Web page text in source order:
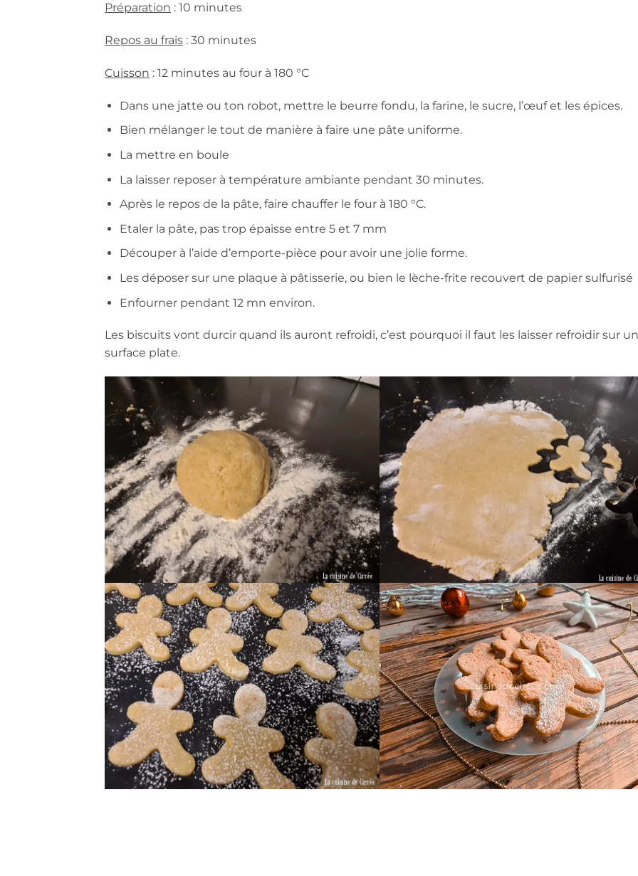
Préparation : 10 minutes
Repos au frais : 30 minutes
Cuisson : 12 minutes au four à 180 °C
Dans une jatte ou ton robot, mettre le beurre fondu, la farine, le sucre, l’œuf et les épices.
Bien mélanger le tout de manière à faire une pâte uniforme.
La mettre en boule
La laisser reposer à température ambiante pendant 30 minutes.
Après le repos de la pâte, faire chauffer le four à 180 °C.
Etaler la pâte, pas trop épaisse entre 5 et 7 mm
Découper à l’aide d’emporte-pièce pour avoir une jolie forme.
Les déposer sur une plaque à pâtisserie, ou bien le lèche-frite recouvert de papier sulfurisé
Enfourner pendant 12 mn environ.
Les biscuits vont durcir quand ils auront refroidi, c’est pourquoi il faut les laisser refroidir sur
surface plate.